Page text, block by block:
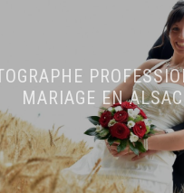
MARIAGE EN